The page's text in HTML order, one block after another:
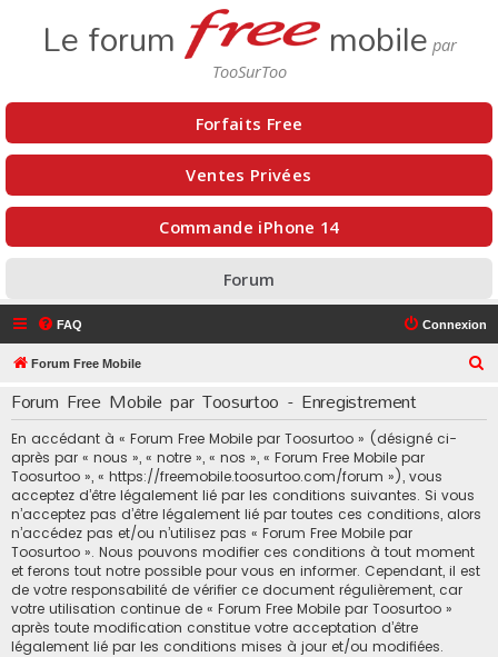
Le forum mobile
Forfaits Free
Ventes Privées
Commande iPhone 14
Forum
FAQ Connexion
Forum Free Mobile
Forum Free Mobile par Toosurtoo - Enregistrement
En accédant à « Forum Free Mobile par Toosurtoo » (désigné ci-
après par « nous », « notre », « nos », « Forum Free Mobile par
Toosurtoo », « https://freemobile.toosurtoo.com/forum »), vous
acceptez d’être légalement lié par les conditions suivantes. Si vous
n’acceptez pas d’être légalement lié par toutes ces conditions, alors
n’accédez pas et/ou n’utilisez pas « Forum Free Mobile par
Toosurtoo ». Nous pouvons modifier ces conditions à tout moment
et ferons tout notre possible pour vous en informer. Cependant, il est
de votre responsabilité de vérifier ce document régulièrement, car
votre utilisation continue de « Forum Free Mobile par Toosurtoo »
après toute modification constitue votre acceptation d’être
légalement lié par les conditions mises à jour et/ou modifiées.